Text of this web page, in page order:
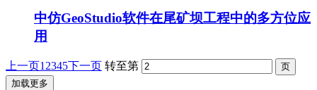
中仿GeoStudio软件在尾矿坝工程中的多方位应
用
上一页1 2345下一页 转至第
加载更多